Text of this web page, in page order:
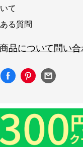
て
る質問
品について問い合